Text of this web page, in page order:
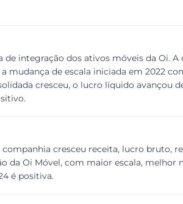
integração dos ativos móveis da Oi.
mudança de escala iniciada em 2022
cresceu, o lucro líquido avançou
cresceu receita, lucro bruto,
Oi Móvel, com maior escala, melhor
é positiva.